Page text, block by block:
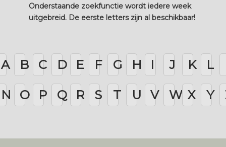
Onderstaande zoekfunctie wordt iedere week
uitgebreid. De eerste letters zijn al beschikbaar!
A B C D E F G H I J K L
N O P Q R S T U V W X Y